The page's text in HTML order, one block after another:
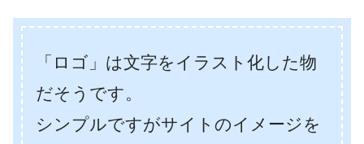
「ロゴ」は文字をイラスト化した物
だそうです。
シンプルですがサイトのイメージを